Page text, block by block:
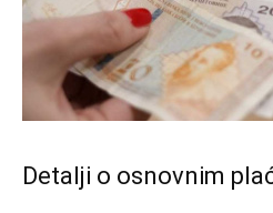
Detalji o osnovnim